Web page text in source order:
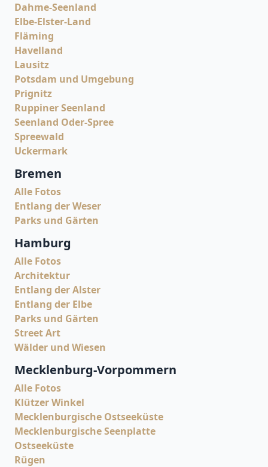
Dahme-Seenland
Elbe-Elster-Land
Fläming
Havelland
Lausitz
Potsdam und Umgebung
Prignitz
Ruppiner Seenland
Seenland Oder-Spree
Spreewald
Uckermark
Bremen
Alle Fotos
Entlang der Weser
Parks und Gärten
Hamburg
Alle Fotos
Architektur
Entlang der Alster
Entlang der Elbe
Parks und Gärten
Street Art
Wälder und Wiesen
Mecklenburg-Vorpommern
Alle Fotos
Klützer Winkel
Mecklenburgische Ostseeküste
Mecklenburgische Seenplatte
Ostseeküste
Rügen